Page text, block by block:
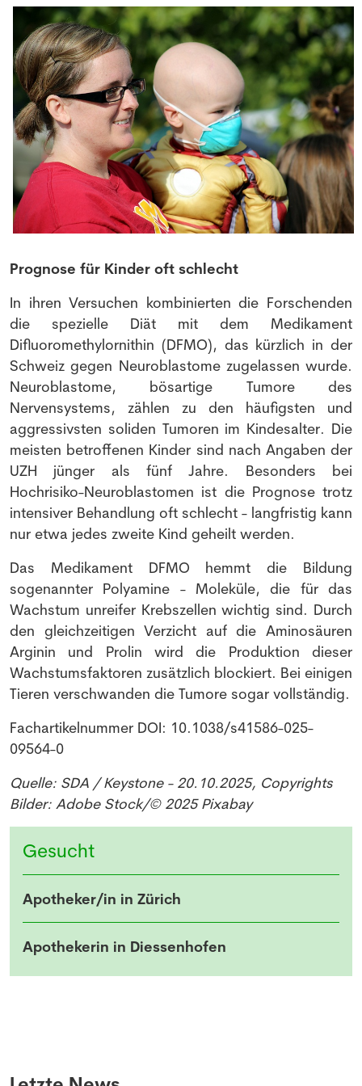
Prognose für Kinder oft schlecht
In ihren Versuchen kombinierten die Forschenden
die spezielle Diät mit dem Medikament
Difluoromethylornithin (DFMO), das kürzlich in der
Schweiz gegen Neuroblastome zugelassen wurde.
Neuroblastome, bösartige Tumore des
Nervensystems, zählen zu den häufigsten und
aggressivsten soliden Tumoren im Kindesalter. Die
meisten betroffenen Kinder sind nach Angaben der
UZH jünger als fünf Jahre. Besonders bei
Hochrisiko-Neuroblastomen ist die Prognose trotz
intensiver Behandlung oft schlecht - langfristig kann
nur etwa jedes zweite Kind geheilt werden.
Das Medikament DFMO hemmt die Bildung
sogenannter Polyamine - Moleküle, die für das
Wachstum unreifer Krebszellen wichtig sind. Durch
den gleichzeitigen Verzicht auf die Aminosäuren
Arginin und Prolin wird die Produktion dieser
Wachstumsfaktoren zusätzlich blockiert. Bei einigen
Tieren verschwanden die Tumore sogar vollständig.
Fachartikelnummer DOI: 10.1038/s41586-025-
09564-0
Quelle: SDA / Keystone - 20.10.2025, Copyrights
Bilder: Adobe Stock/© 2025 Pixabay
Gesucht
Apotheker/in in Zürich
Apothekerin in Diessenhofen
NEWSLETTER
Melde dich kostenlos für unseren Newsletter
Stellenangebote und News aus der Welt der
Pharmazie und Medizin.